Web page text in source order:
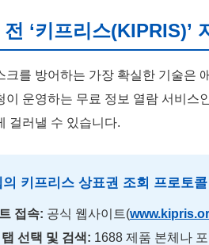
‘키프리스
크를 방어하는 가장 확실한 기술은
이 운영하는 무료 정보 열람 서비스
걸러낼 수 있습니다.
의 키프리스 상표권 조회 프로토콜
접속: 공식 웹사이트(
선택 및 검색: 1688 제품 본체나